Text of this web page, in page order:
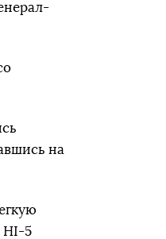
на
HI-5